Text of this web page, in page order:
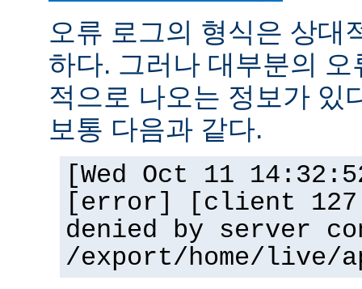
오류 로그의 형식은 상대
하다. 그러나 대부분의
적으로 나오는 정보가 있
보통 다음과 같다.
[Wed Oct 11
[error] [client
denied by server
/export/home/live/